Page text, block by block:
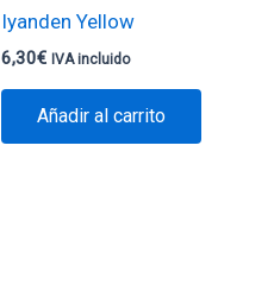
Iyanden Yellow
6,30€ IVA incluido
Añadir al carrito